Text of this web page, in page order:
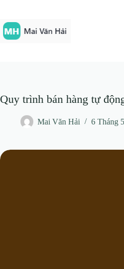
phần
nội
dung
Quy trình bán hàng tự
Mai Văn Hải 6 Tháng